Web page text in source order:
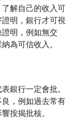
解自己的收入可
明，銀行才可視
明，例如無交
為可信收入。
銀行一定會批。
，例如過去常有
按揭批核。